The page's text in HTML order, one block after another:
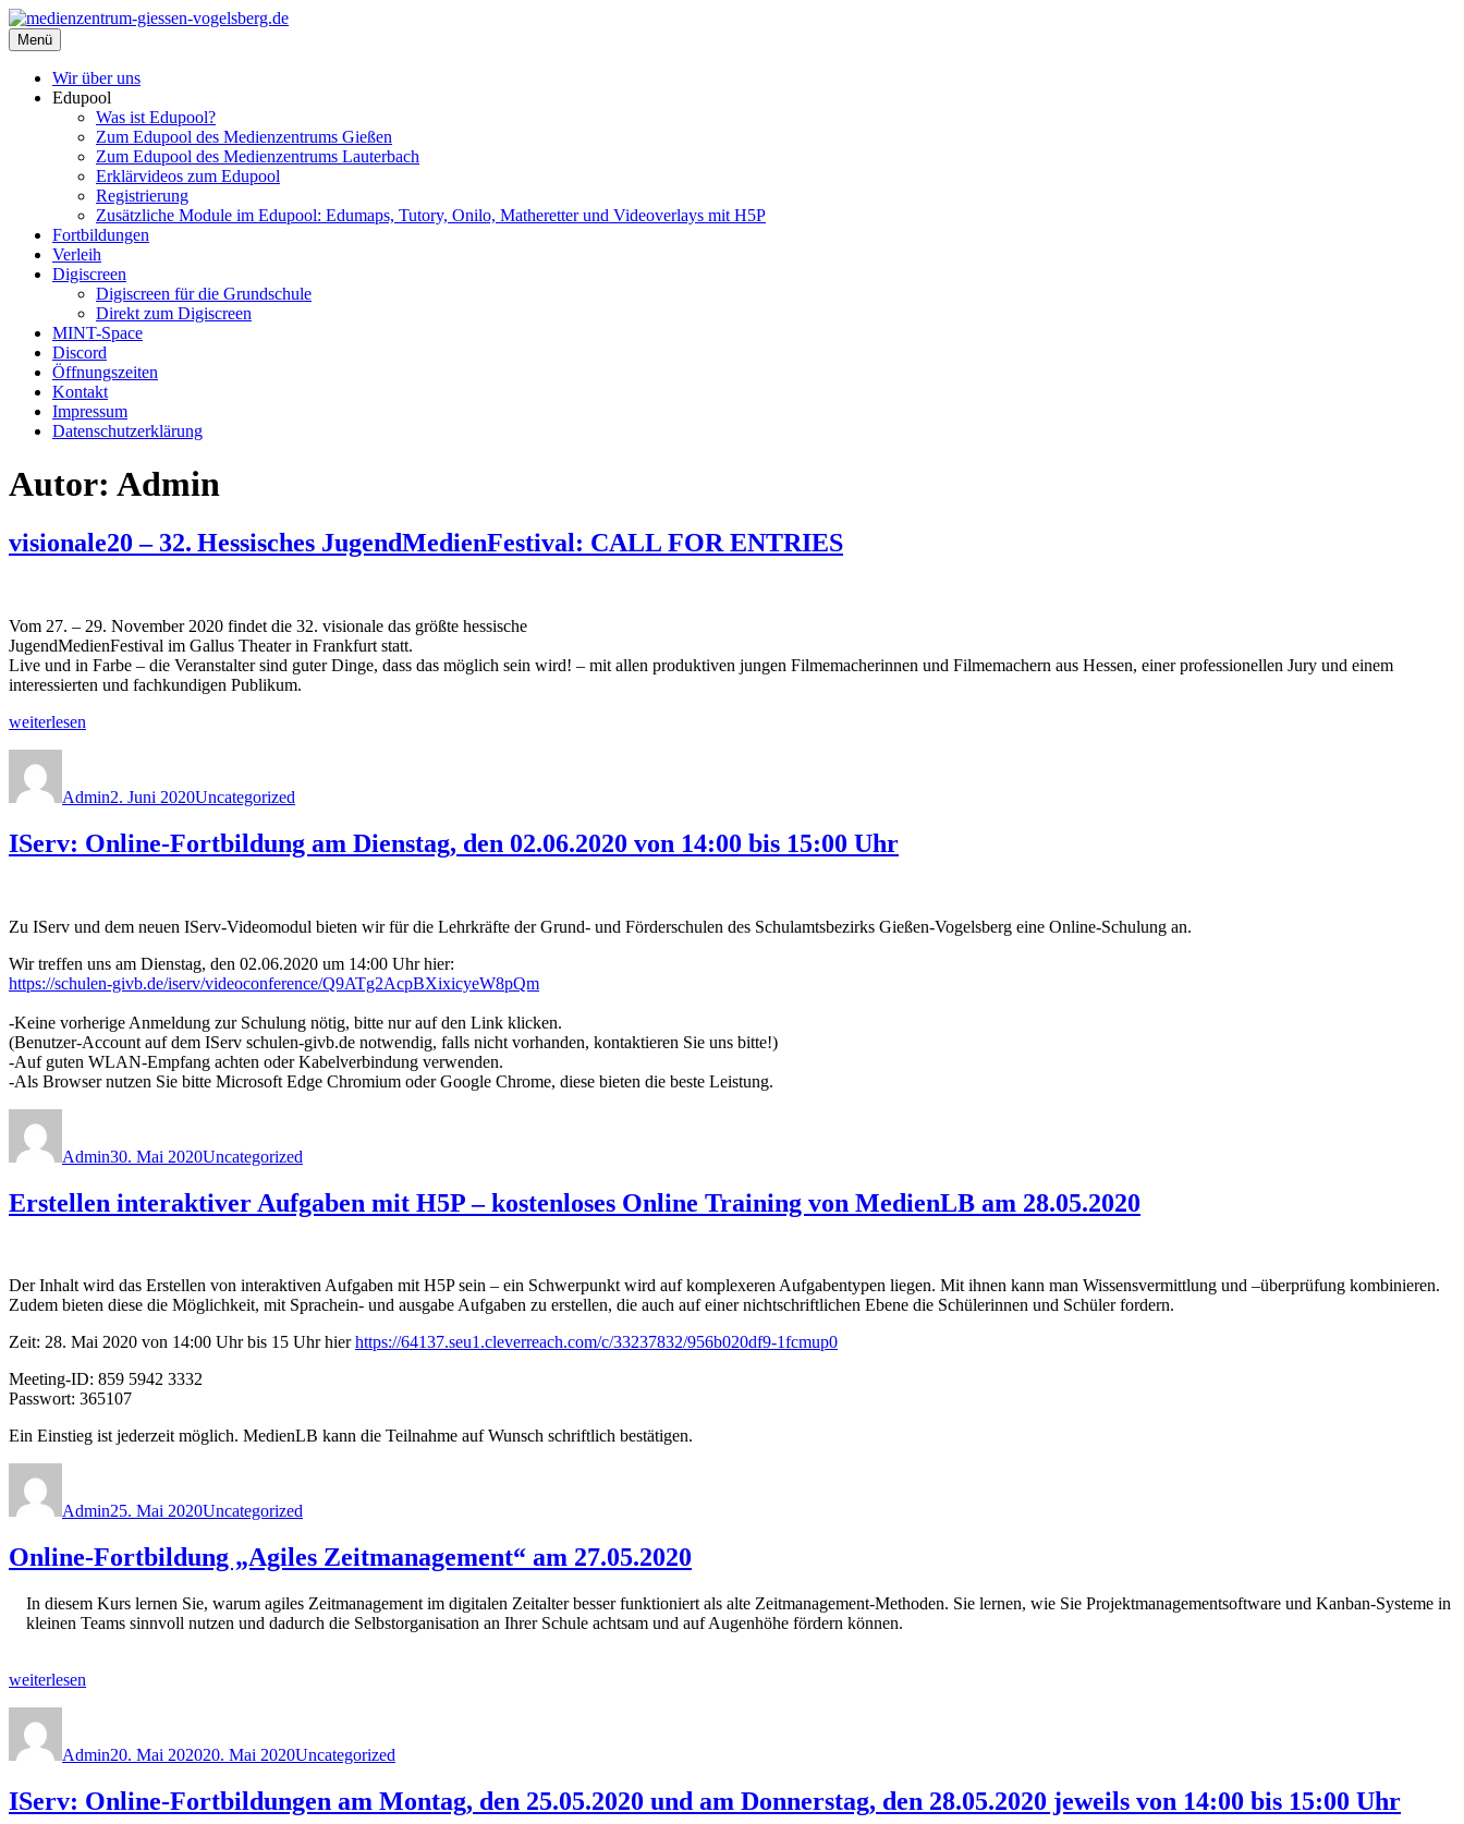
Zum
Inhalt
springen
medienzentrum-giessen-vogelsberg.de
Regionales Medienzentrum Gießen-Vogelsberg
Menü
Wir über uns
Edupool
Was ist Edupool?
Zum Edupool des Medienzentrums Gießen
Zum Edupool des Medienzentrums Lauterbach
Erklärvideos zum Edupool
Registrierung
Zusätzliche Module im Edupool: Edumaps, Tutory, Onilo, Matheretter und Videoverlays mit H5P
Fortbildungen
Verleih
Digiscreen
Digiscreen für die Grundschule
Direkt zum Digiscreen
MINT-Space
Discord
Öffnungszeiten
Kontakt
Impressum
Datenschutzerklärung
Autor: Admin
visionale20 – 32. Hessisches JugendMedienFestival: CALL FOR ENTRIES
Vom 27. – 29. November 2020 findet die 32. visionale das größte hessische
JugendMedienFestival im Gallus Theater in Frankfurt statt.
Live und in Farbe – die Veranstalter sind guter Dinge, dass das möglich sein wird! – mit allen produktiven jungen Filmemacherinnen und Filmemachern aus Hessen, einer professionellen Jury und einem
interessierten und fachkundigen Publikum.
„visionale20
Hessisches
JugendMedienFestival:
FOR
ENTRIES“
weiterlesen
Admin2. Juni 2020Uncategorized
IServ: Online-Fortbildung am Dienstag, den 02.06.2020 von 14:00 bis 15:00 Uhr
Zu IServ und dem neuen IServ-Videomodul bieten wir für die Lehrkräfte der Grund- und Förderschulen des Schulamtsbezirks Gießen-Vogelsberg eine Online-Schulung an.
Wir treffen uns am Dienstag, den 02.06.2020 um 14:00 Uhr hier:
https://schulen-givb.de/iserv/videoconference/Q9ATg2AcpBXixicyeW8pQm
-Keine vorherige Anmeldung zur Schulung nötig, bitte nur auf den Link klicken.
(Benutzer-Account auf dem IServ schulen-givb.de notwendig, falls nicht vorhanden, kontaktieren Sie uns bitte!)
-Auf guten WLAN-Empfang achten oder Kabelverbindung verwenden.
-Als Browser nutzen Sie bitte Microsoft Edge Chromium oder Google Chrome, diese bieten die beste Leistung.
Admin30. Mai 2020Uncategorized
Erstellen interaktiver Aufgaben mit H5P – kostenloses Online Training von MedienLB am 28.05.2020
Der Inhalt wird das Erstellen von interaktiven Aufgaben mit H5P sein – ein Schwerpunkt wird auf komplexeren Aufgabentypen liegen. Mit ihnen kann man Wissensvermittlung und –überprüfung kombinieren.
Zudem bieten diese die Möglichkeit, mit Sprachein- und ausgabe Aufgaben zu erstellen, die auch auf einer nichtschriftlichen Ebene die Schülerinnen und Schüler fordern.
Zeit: 28. Mai 2020 von 14:00 Uhr bis 15 Uhr hierhttps://64137.seu1.cleverreach.com/c/33237832/956b020df9-1fcmup0
Meeting-ID: 859 5942 3332
Passwort: 365107
Ein Einstieg ist jederzeit möglich. MedienLB kann die Teilnahme auf Wunsch schriftlich bestätigen.
Admin25. Mai 2020Uncategorized
Online-Fortbildung „Agiles Zeitmanagement“ am 27.05.2020
In diesem Kurs lernen Sie, warum agiles Zeitmanagement im digitalen Zeitalter besser funktioniert als alte Zeitmanagement-Methoden. Sie lernen, wie Sie Projektmanagementsoftware und Kanban-Systeme in
kleinen Teams sinnvoll nutzen und dadurch die Selbstorganisation an Ihrer Schule achtsam und auf Augenhöhe fördern können.
„Online-
„Agiles
Zeitmanagement“
am
weiterlesen
Admin20. Mai 202020. Mai 2020Uncategorized
IServ: Online-Fortbildungen am Montag, den 25.05.2020 und am Donnerstag, den 28.05.2020 jeweils von 14:00 bis 15:00 Uhr